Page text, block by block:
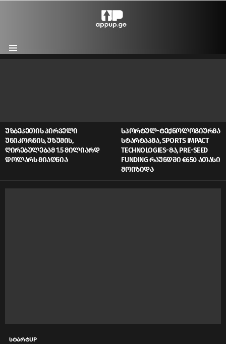
Menu
ᲣᲖᲑᲔᲙᲔᲗᲘᲡ ᲞᲘᲠᲕᲔᲚᲘ
ᲣᲜᲘᲙᲝᲠᲜᲘᲡ, ᲣᲖᲣᲛᲘᲡ,
ᲦᲘᲠᲔᲑᲣᲚᲔᲑᲐᲛ 1.5 ᲛᲘᲚᲘᲐᲠᲓ
ᲓᲝᲚᲐᲠᲡ ᲛᲘᲐᲦᲬᲘᲐ
ᲡᲞᲝᲠᲢᲣᲚ-ᲢᲔᲥᲜᲝᲚᲝᲒᲘᲣᲠᲛᲐ
ᲡᲢᲐᲠᲢᲐᲞᲛᲐ, SPORTS IMPACT
TECHNOLOGIES-ᲛᲐ, PRE-SEED
FUNDING ᲠᲐᲣᲜᲓᲨᲘ €650 ᲐᲗᲐᲡᲘ
ᲛᲝᲘᲖᲘᲓᲐ
სტარტUP